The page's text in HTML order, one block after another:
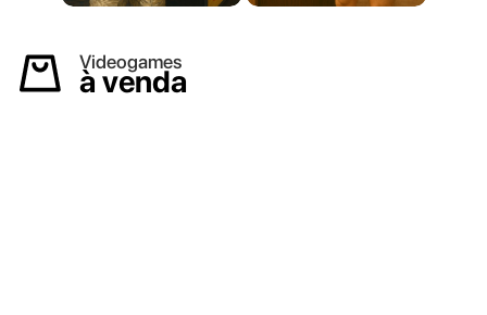
Videogames
à venda